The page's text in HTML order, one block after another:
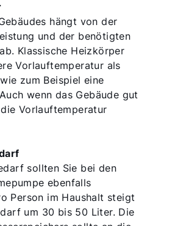
hängt von der
und der benötigten
Klassische Heizkörper
Vorlauftemperatur als
zum Beispiel eine
wenn das Gebäude gut
Vorlauftemperatur
sollten Sie bei den
ebenfalls
Person im Haushalt steigt
um 30 bis 50 Liter. Die